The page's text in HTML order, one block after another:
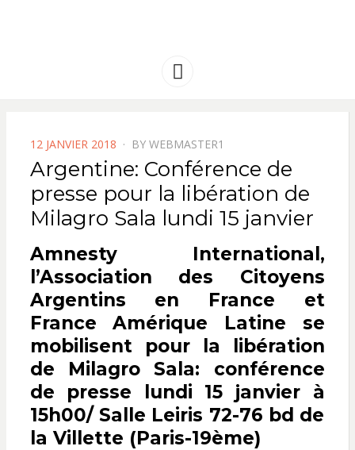
AMERIQUE
Menu
POSTED
ON
12 JANVIER 2018 BY WEBMASTER1
Argentine: Conférence de
presse pour la libération de
Milagro Sala lundi 15 janvier
Amnesty International,
l’Association des Citoyens
Argentins en France et
France Amérique Latine se
mobilisent pour la libération
de Milagro Sala: conférence
de presse lundi 15 janvier à
15h00/ Salle Leiris 72-76 bd de
la Villette (Paris-19ème)